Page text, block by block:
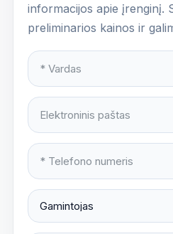
informacijos apie įrenginį.
preliminarios kainos ir